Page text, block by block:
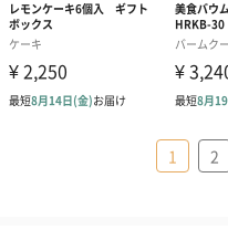
1 2